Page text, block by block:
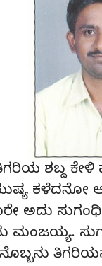
ಶಬ್ದ
ಕಳೆದನೋ
ಅದು ಸುಗಂಧಿ
ಮಂಜಯ್ಯ.